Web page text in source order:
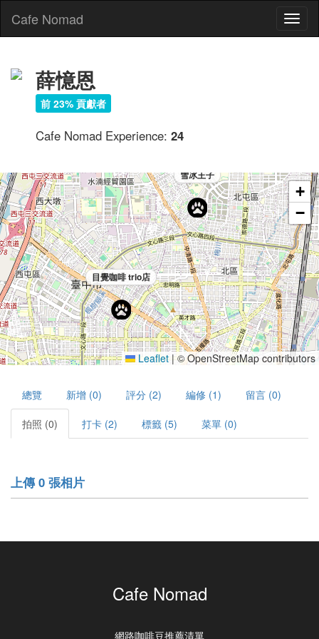
Cafe Nomad
薛憶恩
前 23% 貢獻者
Cafe Nomad Experience: 24
雪冰王子
目覺咖啡 trio店
+
−
Leaflet |© OpenStreetMap contributors
總覽 新增 (0) 評分 (2) 編修 (1) 留言 (0)
拍照 (0) 打卡 (2) 標籤 (5) 菜單 (0)
上傳 0 張相片
Cafe Nomad
網路咖啡豆推薦清單